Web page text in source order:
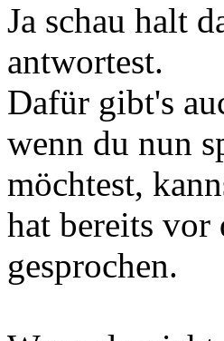
Ja schau halt
antwortest.
Dafür gibt's
wenn du nun
möchtest,
hat bereits vor
gesprochen.